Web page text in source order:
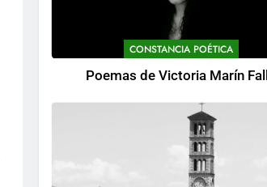
CONSTANCIA POÉTICA
Poemas de Victoria Marín